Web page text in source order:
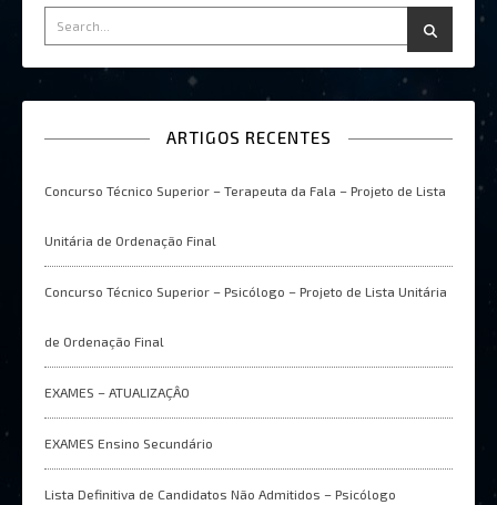
ARTIGOS RECENTES
Concurso Técnico Superior – Terapeuta da Fala – Projeto de Lista
Unitária de Ordenação Final
Concurso Técnico Superior – Psicólogo – Projeto de Lista Unitária
de Ordenação Final
EXAMES – ATUALIZAÇÂO
EXAMES Ensino Secundário
Lista Definitiva de Candidatos Não Admitidos – Psicólogo